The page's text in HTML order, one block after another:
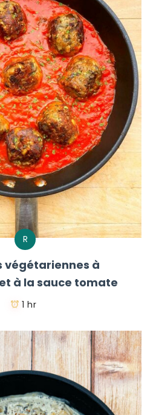
R
végétariennes à
à la sauce tomate
1 hr